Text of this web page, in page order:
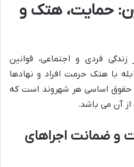
حمایت، هتک و
فردی و اجتماعی، قوانین
با هتک حرمت افراد و نهادها
حقوق اساسی هر شهروند است که
آن می باشد.
و ضمانت اجراهای